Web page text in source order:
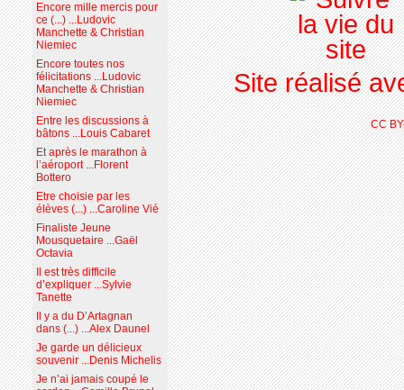
Encore mille mercis pour
ce (...) ...Ludovic
Manchette & Christian
Niemiec
Encore toutes nos
félicitations ...Ludovic
Manchette & Christian
Niemiec
Entre les discussions à
bâtons ...Louis Cabaret
Et après le marathon à
l’aéroport ...Florent
Bottero
Etre choisie par les
élèves (...) ...Caroline Vié
Finaliste Jeune
Mousquetaire ...Gaël
Octavia
Il est très difficile
d’expliquer ...Sylvie
Tanette
Il y a du D’Artagnan
dans (...) ...Alex Daunel
Je garde un délicieux
souvenir ...Denis Michelis
Je n’ai jamais coupé le
Site réalisé
CC